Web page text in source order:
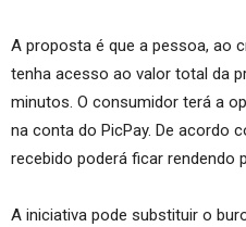
A proposta é que a pessoa, ao
tenha acesso ao valor total da
minutos. O consumidor terá a
na conta do PicPay. De acordo
recebido poderá ficar rendendo
A iniciativa pode substituir o